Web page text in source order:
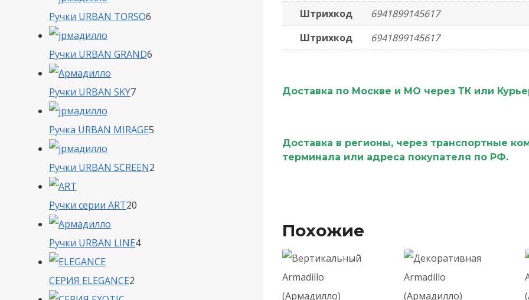
Штрихкод
6941899145617
Штрихкод
6941899145617
Доставка по Москве и МО через ТК или
Доставка в регионы, через транспортные
терминала или адреса покупателя по РФ.
Похожие
Ручки URBAN TORSO6
Ручки URBAN GRAND6
Ручки URBAN SKY77
Ручка URBAN MIRAGE5
Ручки URBAN SCREEN2
Ручки серии ART20
Ручки URBAN LINE44
СЕРИЯ ELEGANCE2